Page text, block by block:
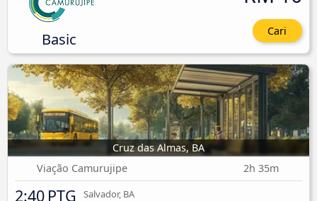
Basic Cari
Cruz das Almas, BA
Viação Camurujipe
2h 35m
2:40 PTG Salvador, BA